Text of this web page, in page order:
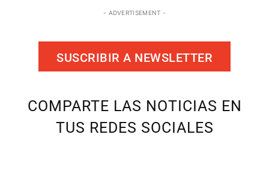
- ADVERTISEMENT -
SUSCRIBIR A NEWSLETTER
COMPARTE LAS NOTICIAS EN
TUS REDES SOCIALES